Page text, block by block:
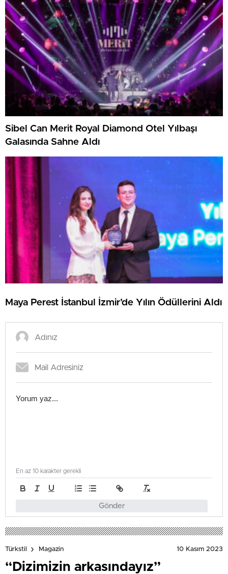
Sibel Can Merit Royal Diamond Otel Yılbaşı
Galasında Sahne Aldı
Maya Perest İstanbul İzmir’de Yılın Ödüllerini Aldı
Gönder
En az 10 karakter gerekli
Türkstil Magazin 10 Kasım 2023
“Dizimizin arkasındayız”